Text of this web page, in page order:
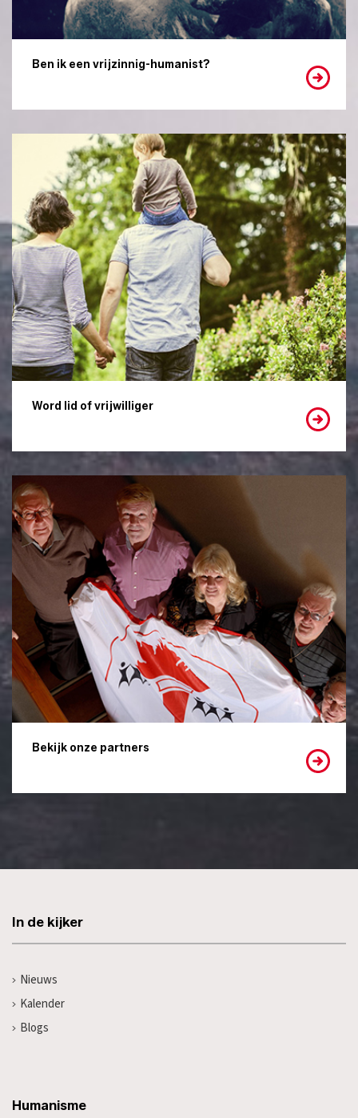
Ben ik een vrijzinnig-humanist?
Word lid of vrijwilliger
Bekijk onze partners
In de kijker
Nieuws
Kalender
Blogs
Humanisme